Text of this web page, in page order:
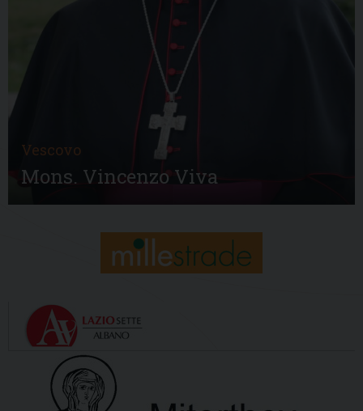
Vescovo
Mons. Vincenzo Viva